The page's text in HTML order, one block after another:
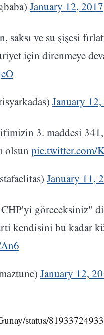
January 12, 2017
saksı ve su şişesi
için direnmeye
January
3. maddesi
olsun pic.twitter.com/
January 11,
göreceksiniz"
kendisini bu kadar
January 12,
status/